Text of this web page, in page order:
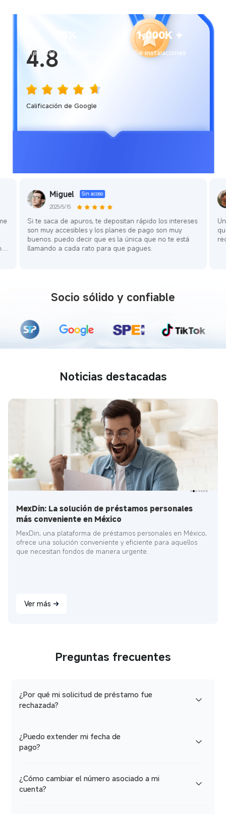
4.8
Calificación de Google
Reseñas en GooglePlay
1,000K +
De instalaciones
Miguel
Sin acoso
2025/5/15
Si te saca de apuros, te depositan rápido los intereses
son muy accesibles y los planes de pago son muy
buenos. puedo decir que es la única que no te está
llamando a cada rato para que pagues.
Socio sólido y confiable
Noticias destacadas
MexDin: La solución de préstamos personales
más conveniente en México
MexDin, una plataforma de préstamos personales en México,
ofrece una solución conveniente y eficiente para aquellos
que necesitan fondos de manera urgente.
Ver más
Preguntas frecuentes
¿Por qué mi solicitud de préstamo fue
rechazada?
¿Puedo extender mi fecha de
pago?
¿Cómo cambiar el número asociado a mi
cuenta?